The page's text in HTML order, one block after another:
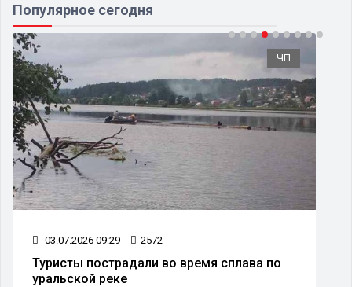
Популярное сегодня
ЧП
03.07.2026 09:29 2572
Туристы пострадали во время сплава по
уральской реке